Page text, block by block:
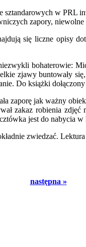
w PRL
zapory,
się liczne opisy
bohaterowie:
zjawy buntowały
Do książki
zaporę jak ważny
zakaz robienia
jest do nabycia
zwiedzać.
następna »